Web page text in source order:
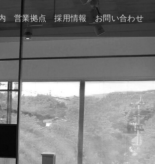
営業拠点 採用情報 お問い合わせ